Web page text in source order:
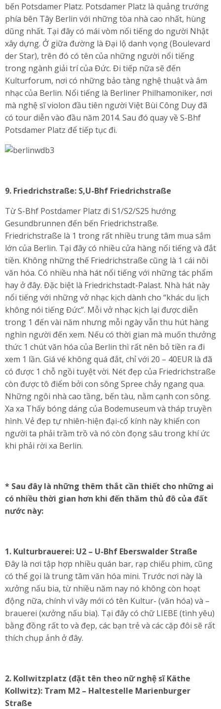
bến Potsdamer Platz. Potsdamer Platz là quảng trướng
phía bên Tây Berlin với những tòa nhà cao nhất, hùng
dũng nhất. Tại đây có mái vòm nổi tiếng do người Nhật
xây dựng. Ở giữa đường là Đại lộ danh vọng (Boulevard
der Star), trên đó có tên của những người nổi tiếng
trong ngành giải trí của Đức. Đi tiếp nữa sẽ đến
Kulturforum, nơi có những bảo tàng nghệ thuật và âm
nhạc của Berlin. Nổi tiếng là Berliner Philhamoniker, nơi
mà nghệ sĩ violon đầu tiên người Việt Bùi Công Duy đã
có tour diễn vào đầu năm 2014. Sau đó quay về S-Bhf
Potsdamer Platz để tiếp tục đi.
9. Friedrichstraße: S,U-Bhf Friedrichstraße
Từ S-Bhf Postdamer Platz đi S1/S2/S25 hướng
Gesundbrunnen đến bến Friedrichstraße.
Friedrichstraße là 1 trong rất nhiều trung tâm mua sắm
lớn của Berlin. Tại đây có nhiều cửa hàng nổi tiếng và đắt
tiền. Không những thế Friedrichstraße cũng là 1 cái nôi
văn hóa. Có nhiều nhà hát nổi tiếng với những tác phẩm
hay ở đây. Đặc biệt là Friedrichstadt-Palast. Nhà hát này
nổi tiếng với những vở nhạc kịch dành cho “khác du lịch
không nói tiếng Đức”. Mỗi vở nhạc kịch lại được diễn
trong 1 đến vài năm nhưng mỗi ngày vẫn thu hút hàng
nghìn người đến xem. Nếu có thời gian mà muốn thưởng
thức 1 chút văn hóa của Berlin thì rất nên bỏ tiền ra đi
xem 1 lần. Giá vé không quá đắt, chỉ với 20 – 40EUR là đã
có được 1 chỗ ngồi tuyệt vời. Nét đẹp của Friedrichstraße
còn được tô điểm bởi con sông Spree chảy ngang qua.
Những ngôi nhà cao tầng, bến tàu, nằm cạnh con sông.
Xa xa Thấy bóng dáng của Bodemuseum và tháp truyền
hình. Vẻ đẹp tự nhiên-hiện đại-cổ kính này khiến con
người ta phải trầm trồ và nó còn đọng sâu trong khí ức
khi phải rời xa Berlin.
* Sau đây là những thêm thắt cần thiết cho những ai
có nhiều thời gian hơn khi đến thăm thủ đô của đất
nước này:
1. Kulturbrauerei: U2 – U-Bhf Eberswalder Straße
Đây là nơi tập hợp nhiều quán bar, rạp chiếu phim, cũng
có thể gọi là trung tâm văn hóa mini. Trước nơi này là
xưởng nấu bia, từ nhiều năm nay nó không còn hoạt
động nữa, chính vì vây mới có tên Kultur- (văn hóa) và –
brauerei (xưởng nấu bia). Tại đây có chữ LIEBE (tình yêu)
bằng đồng rất to và đẹp, các bạn trẻ và các cặp đôi sẽ rất
thích chụp ảnh ở đây.
2. Kollwitzplatz (đặt tên theo nữ nghệ sĩ Käthe
Kollwitz): Tram M2 – Haltestelle Marienburger
Straße